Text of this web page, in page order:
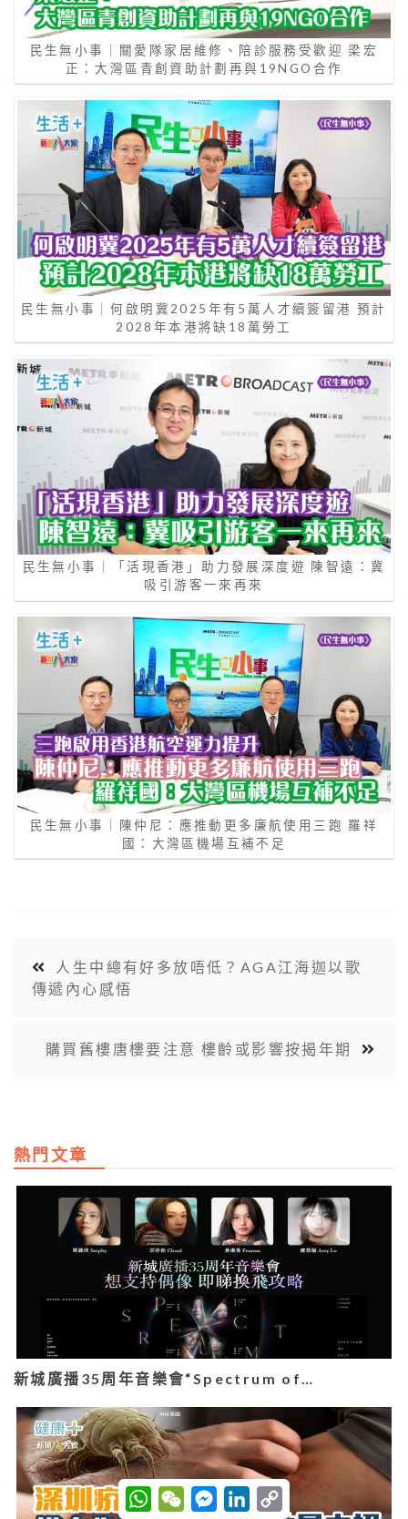
民生無小事｜關愛隊家居維修、陪診服務受歡迎 梁宏
正：大灣區青創資助計劃再與19NGO合作
民生無小事｜何啟明冀2025年有5萬人才續簽留港 預計
2028年本港將缺18萬勞工
民生無小事｜「活現香港」助力發展深度遊 陳智遠：冀
吸引游客一來再來
民生無小事｜陳仲尼：應推動更多廉航使用三跑 羅祥
國：大灣區機場互補不足
人生中總有好多放唔低？AGA江海迦以歌
傳遞內心感悟
購買舊樓唐樓要注意 樓齡或影響按揭年期
熱門文章
新城廣播35周年音樂會“Spectrum of…
W
h
W
e
M
e
L
C
o